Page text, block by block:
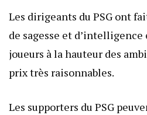
Les dirigeants du PSG ont
de sagesse et
joueurs à la hauteur des
prix très raisonnables.
Les supporters du PSG